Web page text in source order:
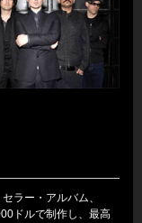
ラー・アルバム、
ドルで制作し、最高